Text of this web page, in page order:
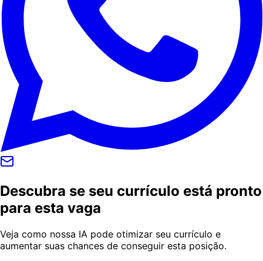
Descubra se seu currículo está pronto
para esta vaga
Veja como nossa IA pode otimizar seu currículo e
aumentar suas chances de conseguir esta posição.